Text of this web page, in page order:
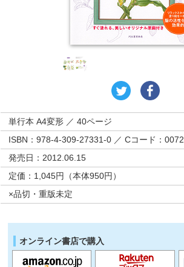
単行本 A4変形 ／ 40ページ
ISBN：978-4-309-27331-0 ／ Cコード：0072
発売日：2012.06.15
定価：1,045円（本体950円）
×品切・重版未定
オンライン書店で購入